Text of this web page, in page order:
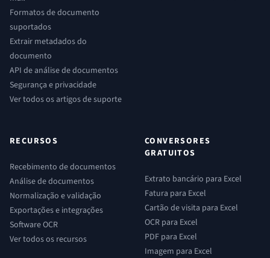
Formatos de documento
suportados
Extrair metadados do
documento
API de análise de documentos
Segurança e privacidade
Ver todos os artigos de suporte
RECURSOS
Recebimento de documentos
Análise de documentos
Normalização e validação
Exportações e integrações
Software OCR
Ver todos os recursos
CONVERSORES
GRATUITOS
Extrato bancário para Excel
Fatura para Excel
Cartão de visita para Excel
OCR para Excel
PDF para Excel
Imagem para Excel